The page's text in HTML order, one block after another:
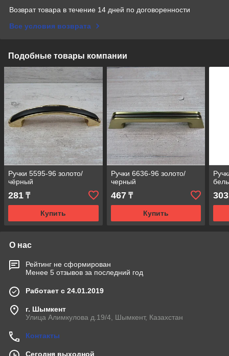
Возврат товара в течение 14 дней по договоренности
Все условия возврата
Подобные товары компании
Ручки 5595-96 золото/
чёрный
281 ₸
Купить
Ручки 6636-96 золото/
черный
467₸
Купить
303
О нас
Рейтинг не сформирован
Менее 5 отзывов за последний год
Работает с 24.01.2019
г. Шымкент
Улица Алимкулова д.19/4, Шымкент, Казахстан
Контакты
Сегодня выходной